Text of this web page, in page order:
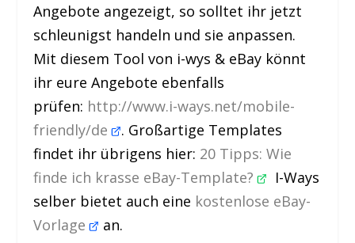
Angebote angezeigt, so solltet ihr jetzt
schleunigst handeln und sie anpassen.
Mit diesem Tool von i-wys & eBay könnt
ihr eure Angebote ebenfalls
prüfen: http://www.i-ways.net/mobile-
friendly/de . Großartige Templates
findet ihr übrigens hier: 20 Tipps: Wie
finde ich krasse eBay-Template?
I-Ways
selber bietet auch eine kostenlose eBay-
Vorlage
an.